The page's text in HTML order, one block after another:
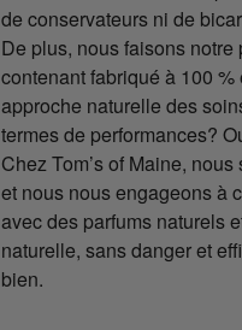
de conservateurs ni de
De plus, nous faisons
contenant fabriqué à 100
approche naturelle des
termes de performances?
Chez Tom’s of Maine,
et nous nous engageons à
avec des parfums naturels
naturelle, sans danger et
bien.